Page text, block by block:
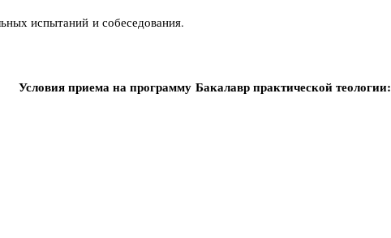
испытаний и собеседования.
Условия приема на программу Бакалавр практической теологии: